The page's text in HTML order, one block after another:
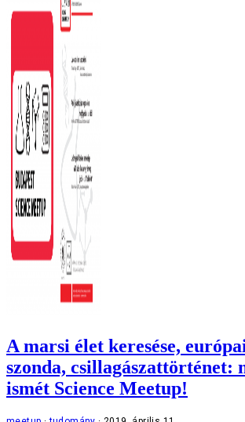
A marsi élet keresése,
szonda, csillagászattörténet:
ismét Science Meetup!